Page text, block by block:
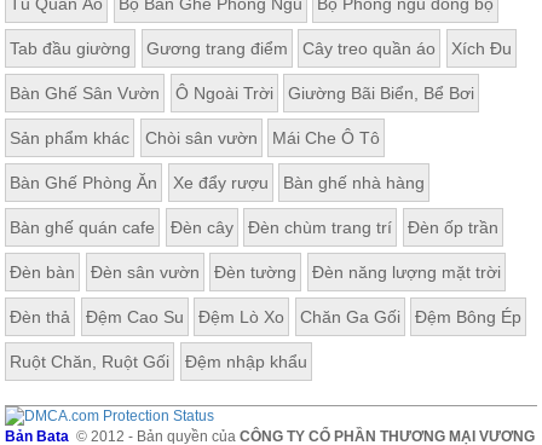
Tab đầu giường Gương trang điểm Cây treo quần áo Xích Đu
Bàn Ghế Sân Vườn Ô Ngoài Trời Giường Bãi Biển, Bể Bơi
Sản phẩm khác Chòi sân vườn Mái Che Ô Tô
Bàn Ghế Phòng Ăn Xe đẩy rượu Bàn ghế nhà hàng
Bàn ghế quán cafe Đèn cây Đèn chùm trang trí Đèn ốp trần
Đèn bàn Đèn sân vườn Đèn tường Đèn năng lượng mặt trời
Đèn thả Đệm Cao Su Đệm Lò Xo Chăn Ga Gối Đệm Bông Ép
Ruột Chăn, Ruột Gối Đệm nhập khẩu
Bản Bata © 2012 - Bản quyền củaCÔNG TY CỔ PHẦN THƯƠNG MẠI VƯƠNG